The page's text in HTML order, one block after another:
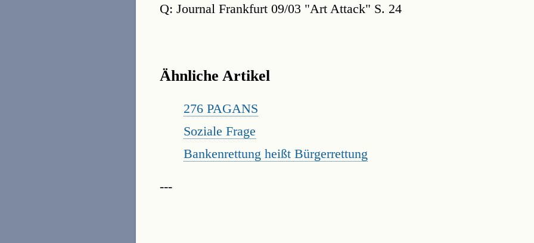
Q: Journal Frankfurt 09/03 "Art Attack" S. 24
Ähnliche Artikel
276 PAGANS
Soziale Frage
Bankenrettung heißt Bürgerrettung
---